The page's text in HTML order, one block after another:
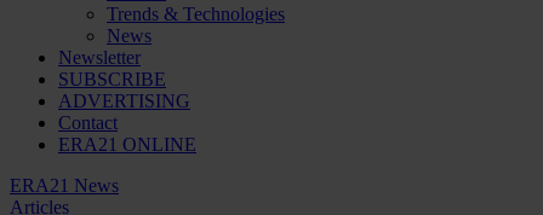
Trends & Technologies
News
Newsletter
SUBSCRIBE
ADVERTISING
Contact
ERA21 ONLINE
ERA21 News
Articles